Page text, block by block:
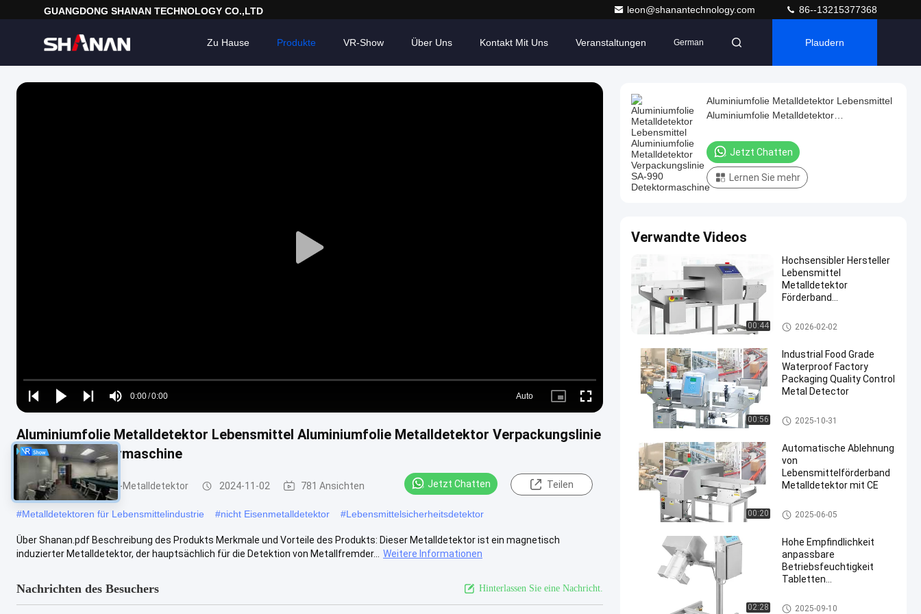
GUANGDONG SHANAN TECHNOLOGY CO.,LTD leon@shanantechnology.com 86--13215377368
Zu Hause Produkte VR-Show Über Uns Kontakt Mit Uns Veranstaltungen German Plaudern
Play
Play
Play
Play
Mute
Time
0:00/0:00
Loaded:
0%
Auto
Picture- Fullscreen
Aluminiumfolie Metalldetektor Lebensmittel Aluminiumfolie Metalldetektor Verpackungslinie
SA-990 Detektormaschine
Nahrungsmittelgrad-Metalldetektor 2024-11-02 781 Ansichten Jetzt Chatten Teilen
#Metalldetektoren für Lebensmittelindustrie #nicht Eisenmetalldetektor #Lebensmittelsicherheitsdetektor
Über Shanan.pdf Beschreibung des Produkts Merkmale und Vorteile des Produkts: Dieser Metalldetektor ist ein magnetisch
induzierter Metalldetektor, der hauptsächlich für die Detektion von Metallfremder...
Weitere Informationen
Nachrichten des Besuchers Hinterlassen Sie eine Nachricht.
Aluminiumfolie Metalldetektor Lebensmittel
Aluminiumfolie Metalldetektor
Detektormaschine
Jetzt Chatten
Lernen Sie mehr
Verwandte Videos
00:44
Hochsensibler Hersteller
Lebensmittel
Metalldetektor
Förderband
mit Auswurf
Lebensmittel-Metalldetektor
2026-02-02
00:56
Industrial Food Grade
Waterproof Factory
Packaging Quality Control
Metal Detector
Lebensmittel-Metalldetektor
2025-10-31
00:20
Automatische Ablehnung
von
Lebensmittelförderband
Metalldetektor mit CE
Nahrungsmittelgrad-Metalldet
ektor
2025-06-05
02:28
Hohe Empfindlichkeit
anpassbare
Betriebsfeuchtigkeit
Tabletten
Metalltrennstoff
Tablettenmetalltrennzeichen
2025-09-10